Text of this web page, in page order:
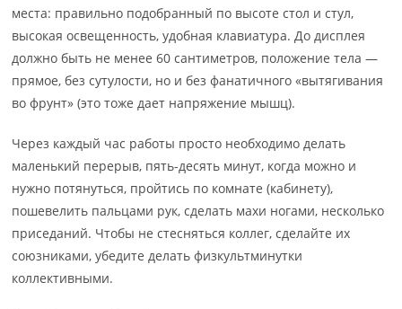
места: правильно подобранный по высоте стол и стул,
высокая освещенность, удобная клавиатура. До дисплея
должно быть не менее 60 сантиметров, положение тела —
прямое, без сутулости, но и без фанатичного «вытягивания
во фрунт» (это тоже дает напряжение мышц).
Через каждый час работы просто необходимо делать
маленький перерыв, пять-десять минут, когда можно и
нужно потянуться, пройтись по комнате (кабинету),
пошевелить пальцами рук, сделать махи ногами, несколько
приседаний. Чтобы не стесняться коллег, сделайте их
союзниками, убедите делать физкультминутки
коллективными.